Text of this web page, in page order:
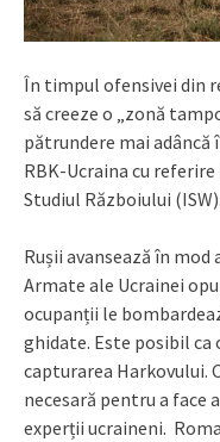
În timpul ofensivei din
să creeze o „zonă
pătrundere mai adâncă
RBK-Ucraina cu
Studiul Războiului (ISW).
Rușii avansează în
Armate ale Ucrainei
ocupanții le
ghidate. Este posibil ca
capturarea Harkovului.
necesară pentru a face
experții ucraineni.